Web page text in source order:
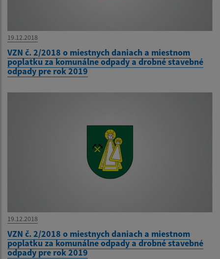
19.12.2018
VZN č. 2/2018 o miestnych daniach a miestnom
poplatku za komunálne odpady a drobné stavebné
odpady pre rok 2019
19.12.2018
VZN č. 2/2018 o miestnych daniach a miestnom
poplatku za komunálne odpady a drobné stavebné
odpady pre rok 2019